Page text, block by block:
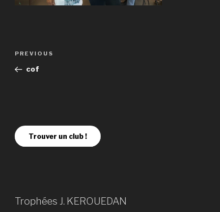
PREVIOUS
cof
Trouver un club !
Trophées J. KEROUEDAN